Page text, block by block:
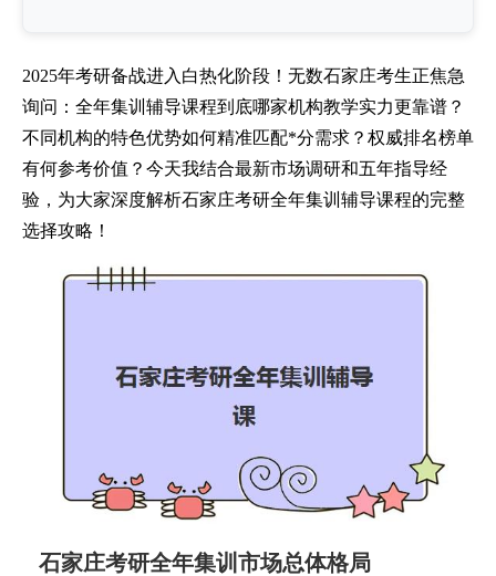
2025年考研备战进入白热化阶段！无数石家庄考生正焦急
询问：全年集训辅导课程到底哪家机构教学实力更靠谱？
不同机构的特色优势如何精准匹配*分需求？权威排名榜单
有何参考价值？今天我结合最新市场调研和五年指导经
验，为大家深度解析石家庄考研全年集训辅导课程的完整
选择攻略！
石家庄考研全年集训市场总体格局